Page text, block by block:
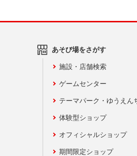
あそび場をさがす
施設・店舗検索
ゲームセンター
テーマパーク・ゆうえん
体験型ショップ
オフィシャルショップ
期間限定ショップ